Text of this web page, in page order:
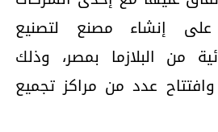
على إنشاء مصنع لتصنيع
من البلازما بمصر، وذلك
عدد من مراكز تجميع